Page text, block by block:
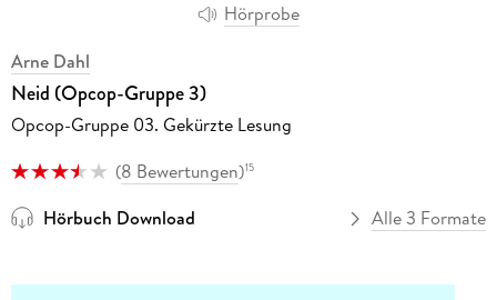
Hörprobe
Arne Dahl
Neid (Opcop-Gruppe 3)
Opcop-Gruppe 03. Gekürzte Lesung
(8 Bewertungen)15
Hörbuch Download Alle 3 Formate